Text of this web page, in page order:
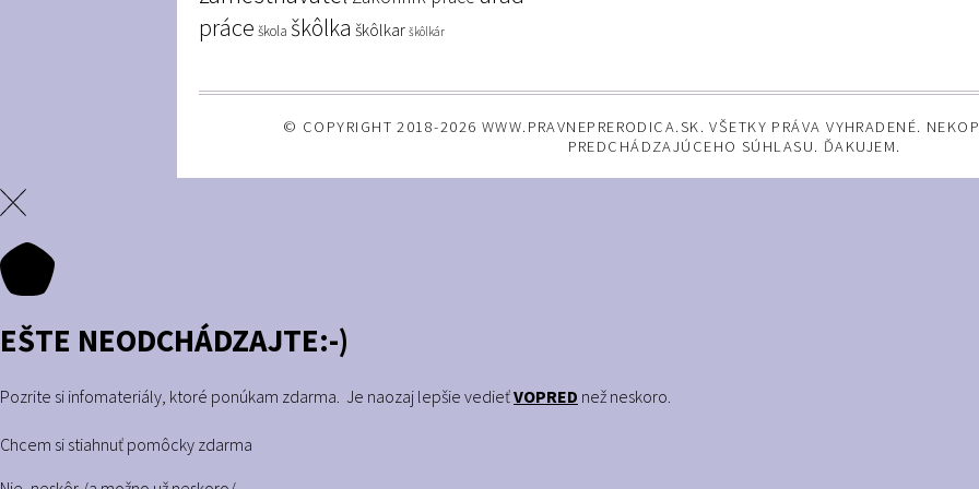
práce škola škôlka škôlkar škôlkár
© COPYRIGHT 2018-2026 WWW.PRAVNEPRERODICA.SK. VŠETKY PRÁVA VYHRADENÉ.
PREDCHÁDZAJÚCEHO SÚHLASU. ĎAKUJEM.
EŠTE NEODCHÁDZAJTE:-)
Pozrite si infomateriály, ktoré ponúkam zdarma. Je naozaj lepšie vedieťVOPRED než neskoro.
Chcem si stiahnuť pomôcky zdarma